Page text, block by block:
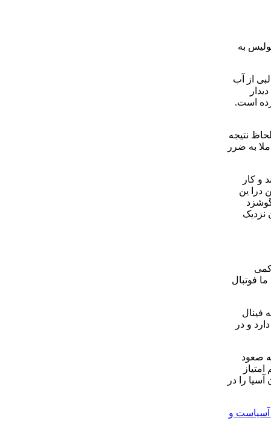
به
از آب
کرده است.
نتیجه
به ضرر
و کار
درا ین
نزدیک
کمی
فوتبال
فینال
و در
گهر در لیگ بیستم گفت: امتیازات تیم ها خیلی نزدیک بهم است و با یک برد یک تیم می‌تواند در جدول 2 یا 3 پله صعود
را در
آسیاست و